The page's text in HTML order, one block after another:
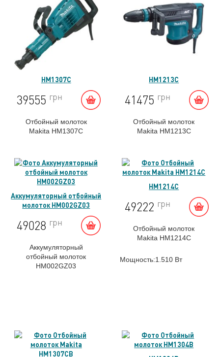
HM1307C
39555 грн
Отбойный молоток
Makita HM1307C
Мощность:1.510 Вт
HM1213C
41475 грн
Отбойный молоток
Makita HM1213C
Аккумуляторный отбойный
молоток HM002GZ03
49028 грн
Аккумуляторный
отбойный молоток
HM002GZ03
HM1214C
49222 грн
Отбойный молоток
Makita HM1214C
Мощность:1.510 Вт